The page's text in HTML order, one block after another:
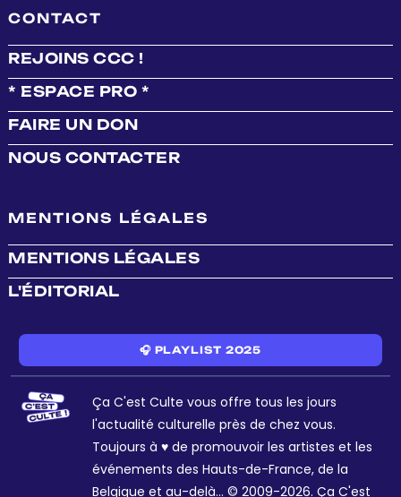
CONTACT
REJOINS CCC !
* ESPACE PRO *
FAIRE UN DON
NOUS CONTACTER
MENTIONS LÉGALES
MENTIONS LÉGALES
L'ÉDITORIAL
🎧 PLAYLIST 2025
Ça C'est Culte vous offre tous les jours
l'actualité culturelle près de chez vous.
Toujours à ♥ de promouvoir les artistes et les
événements des Hauts-de-France, de la
Belgique et au-delà... © 2009-2026. Ça C'est